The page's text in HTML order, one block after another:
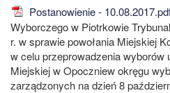
Postanowienie -
Wyborczego w Piotrkowie
r. w sprawie powołania Miejskiej
w celu przeprowadzenia wyborów
Miejskiej w Opoczniew okręgu
zarządzonych na dzień 8